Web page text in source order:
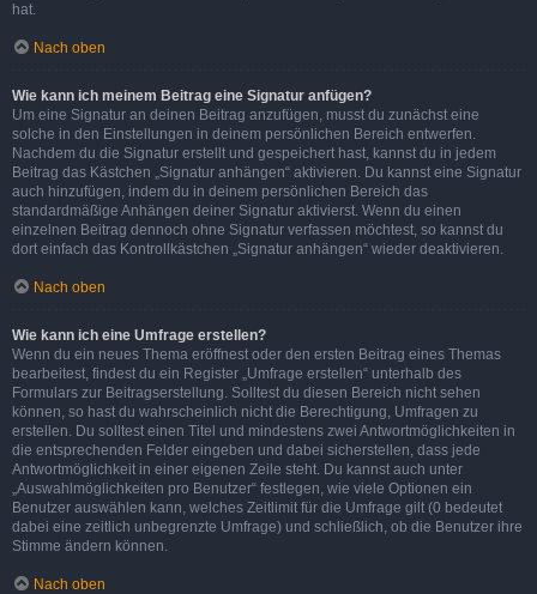
hat.
Nach oben
Wie kann ich meinem Beitrag eine Signatur anfügen?
Um eine Signatur an deinen Beitrag anzufügen, musst du zunächst eine
solche in den Einstellungen in deinem persönlichen Bereich entwerfen.
Nachdem du die Signatur erstellt und gespeichert hast, kannst du in jedem
Beitrag das Kästchen „Signatur anhängen“ aktivieren. Du kannst eine Signatur
auch hinzufügen, indem du in deinem persönlichen Bereich das
standardmäßige Anhängen deiner Signatur aktivierst. Wenn du einen
einzelnen Beitrag dennoch ohne Signatur verfassen möchtest, so kannst du
dort einfach das Kontrollkästchen „Signatur anhängen“ wieder deaktivieren.
Nach oben
Wie kann ich eine Umfrage erstellen?
Wenn du ein neues Thema eröffnest oder den ersten Beitrag eines Themas
bearbeitest, findest du ein Register „Umfrage erstellen“ unterhalb des
Formulars zur Beitragserstellung. Solltest du diesen Bereich nicht sehen
können, so hast du wahrscheinlich nicht die Berechtigung, Umfragen zu
erstellen. Du solltest einen Titel und mindestens zwei Antwortmöglichkeiten in
die entsprechenden Felder eingeben und dabei sicherstellen, dass jede
Antwortmöglichkeit in einer eigenen Zeile steht. Du kannst auch unter
„Auswahlmöglichkeiten pro Benutzer“ festlegen, wie viele Optionen ein
Benutzer auswählen kann, welches Zeitlimit für die Umfrage gilt (0 bedeutet
dabei eine zeitlich unbegrenzte Umfrage) und schließlich, ob die Benutzer ihre
Stimme ändern können.
Nach oben